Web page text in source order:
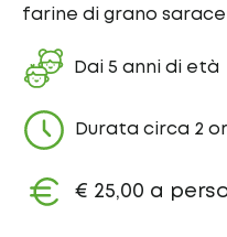
farine di grano
Dai 5 anni di età
Durata circa 2
€ 25,00 a